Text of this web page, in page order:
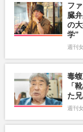
フ
臓
の
学”
週刊
毒
「
た
週刊